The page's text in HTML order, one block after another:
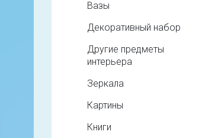
Вазы
Декоративный набор
Другие предметы
интерьера
Зеркала
Картины
Книги